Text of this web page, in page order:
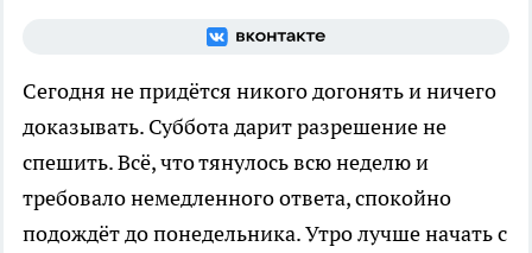
Сегодня не придётся никого догонять и ничего
доказывать. Суббота дарит разрешение не
спешить. Всё, что тянулось всю неделю и
требовало немедленного ответа, спокойно
подождёт до понедельника. Утро лучше начать с